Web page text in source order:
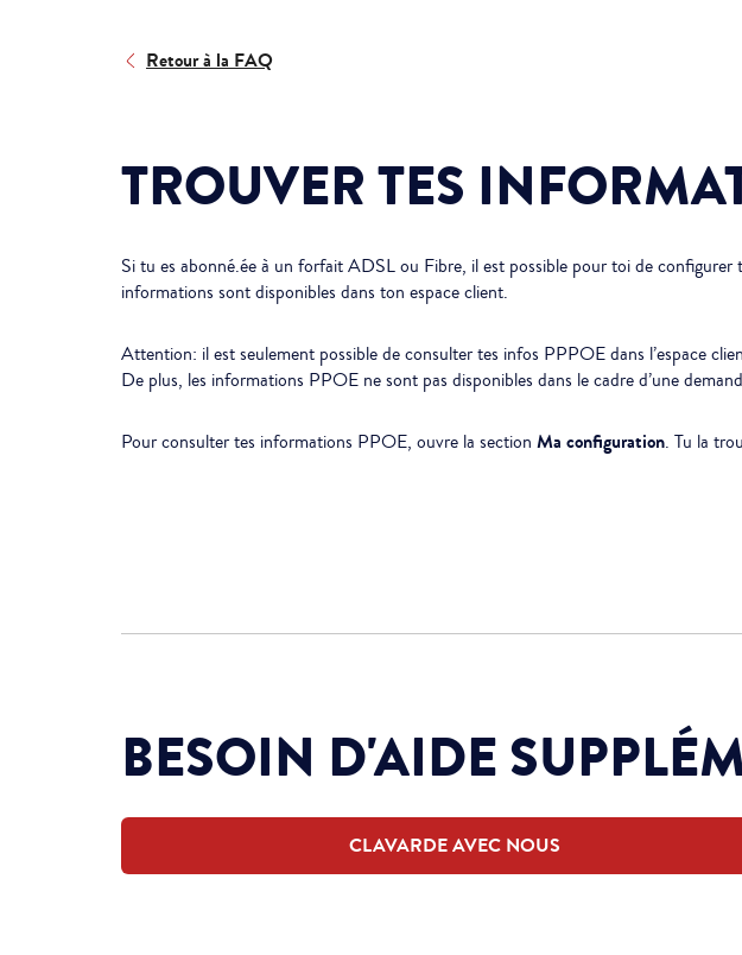
Retour à la FAQ
TROUVER TES
Si tu es abonné.ée à un forfait ADSL ou Fibre, il est possible pour toi de configurer
informations sont disponibles dans ton espace client.
Attention: il est seulement possible de consulter tes infos PPPOE dans l’espace
De plus, les informations PPOE ne sont pas disponibles dans le cadre d’une
Pour consulter tes informations PPOE, ouvre la section Ma configuration. Tu la
BESOIN D'AIDE
CLAVARDE AVEC NOUS